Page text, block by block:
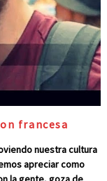
francesa
nuestra cultura
apreciar como